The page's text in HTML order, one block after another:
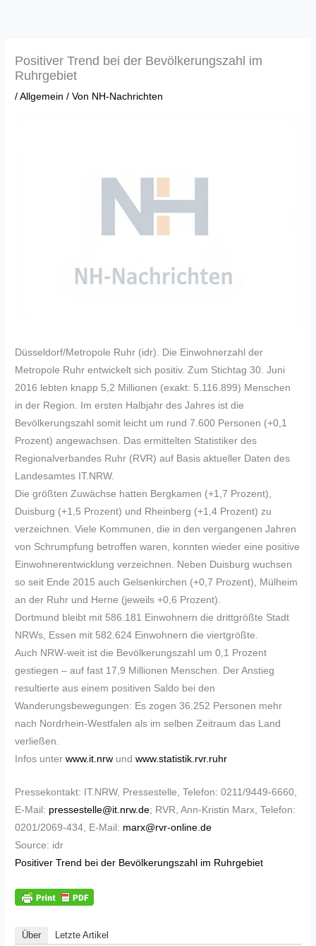
Positiver Trend bei der Bevölkerungszahl im
Ruhrgebiet
/Allgemein / Von NH-Nachrichten
Düsseldorf/Metropole Ruhr (idr). Die Einwohnerzahl der
Metropole Ruhr entwickelt sich positiv. Zum Stichtag 30. Juni
2016 lebten knapp 5,2 Millionen (exakt: 5.116.899) Menschen
in der Region. Im ersten Halbjahr des Jahres ist die
Bevölkerungszahl somit leicht um rund 7.600 Personen (+0,1
Prozent) angewachsen. Das ermittelten Statistiker des
Regionalverbandes Ruhr (RVR) auf Basis aktueller Daten des
Landesamtes IT.NRW.
Die größten Zuwächse hatten Bergkamen (+1,7 Prozent),
Duisburg (+1,5 Prozent) und Rheinberg (+1,4 Prozent) zu
verzeichnen. Viele Kommunen, die in den vergangenen Jahren
von Schrumpfung betroffen waren, konnten wieder eine positive
Einwohnerentwicklung verzeichnen. Neben Duisburg wuchsen
so seit Ende 2015 auch Gelsenkirchen (+0,7 Prozent), Mülheim
an der Ruhr und Herne (jeweils +0,6 Prozent).
Dortmund bleibt mit 586.181 Einwohnern die drittgrößte Stadt
NRWs, Essen mit 582.624 Einwohnern die viertgrößte.
Auch NRW-weit ist die Bevölkerungszahl um 0,1 Prozent
gestiegen – auf fast 17,9 Millionen Menschen. Der Anstieg
resultierte aus einem positiven Saldo bei den
Wanderungsbewegungen: Es zogen 36.252 Personen mehr
nach Nordrhein-Westfalen als im selben Zeitraum das Land
verließen.
Infos unterwww.it.nrw undwww.statistik.rvr.ruhr
Pressekontakt: IT.NRW, Pressestelle, Telefon: 0211/9449-6660,
E-Mail: pressestelle@it.nrw.de; RVR, Ann-Kristin Marx, Telefon:
0201/2069-434, E-Mail: marx@rvr-online.de
Source: idr
Positiver Trend bei der Bevölkerungszahl im Ruhrgebiet
Über Letzte Artikel